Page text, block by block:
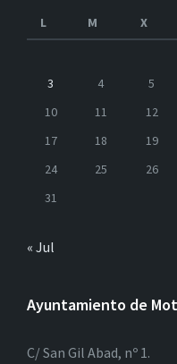
L
M X
3
4 5
10
11 12
17
18 19
24
25 26
31
« Jul
Ayuntamiento de
C/ San Gil Abad, nº 1.